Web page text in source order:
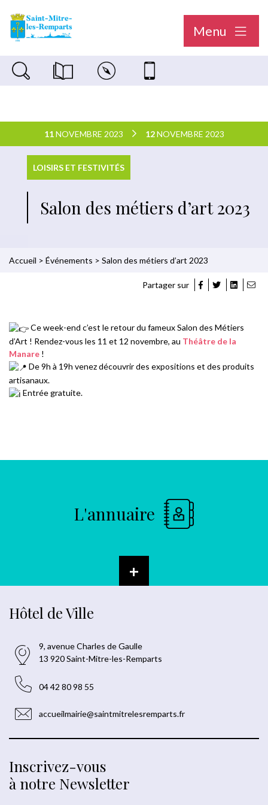
Menu
Recherche sur le siteMagazine municipal "Le Saint-Mitréen"
Carte interactiveNous contacter
11 NOVEMBRE 2023 12 NOVEMBRE 2023
LOISIRS ET FESTIVITÉS
Salon des métiers d’art 2023
Accueil > Événements > Salon des métiers d’art 2023
Partager sur
Ce week-end c’est le retour du fameux Salon des Métiers
d’Art ! Rendez-vous les 11 et 12 novembre, au Théâtre de la
Manare !
De 9h à 19h venez découvrir des expositions et des produits
artisanaux.
Entrée gratuite.
L'annuaire
+
Hôtel de Ville
9, avenue Charles de Gaulle
13 920 Saint-Mitre-les-Remparts
04 42 80 98 55
accueilmairie@saintmitrelesremparts.fr
Inscrivez-vous
à notre Newsletter